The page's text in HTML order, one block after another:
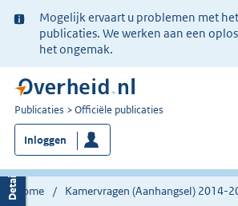
Ter
informatie:
Mogelijk ervaart u problemen met
publicaties. We werken aan een
het ongemak.
U
bent
nu
hier:
Publicaties Officiële publicaties
Inloggen
Home Kamervragen (Aanhangsel) 2014-